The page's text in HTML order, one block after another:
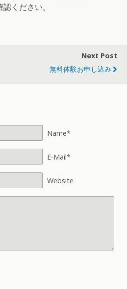
ください。
Next Post
無料体験お申し込み
Name*
E-Mail*
Website